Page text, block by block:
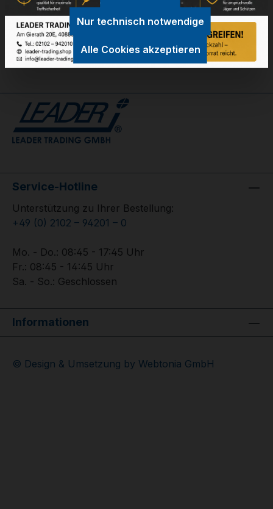
GPSR Information
Bewertungen
Service-Hotline
Unterstützung zu Ihrer Bestellung:
+49 (0) 2102 – 94201 – 0
Mo. - Do.: 08:45 - 17:45 Uhr
Fr.: 08:45 - 14:45 Uhr
Sa. - So.: Geschlossen
Informationen
© Design & Umsetzung by Webtonia GmbH
Nur technisch notwendige
Alle Cookies akzeptieren